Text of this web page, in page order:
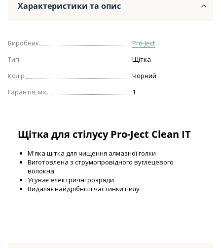
Характеристики та опис
Виробник
Pro-Ject
Тип
Щітка
Колір
Чорний
Гарантія, міс.
1
Щітка для стілусу Pro-Ject Clean IT
М'яка щітка для чищення алмазної голки
Виготовлена з струмопровідного вуглецевого
волокна
Усуває електричні розряди
Видаляє найдрібніші частинки пилу